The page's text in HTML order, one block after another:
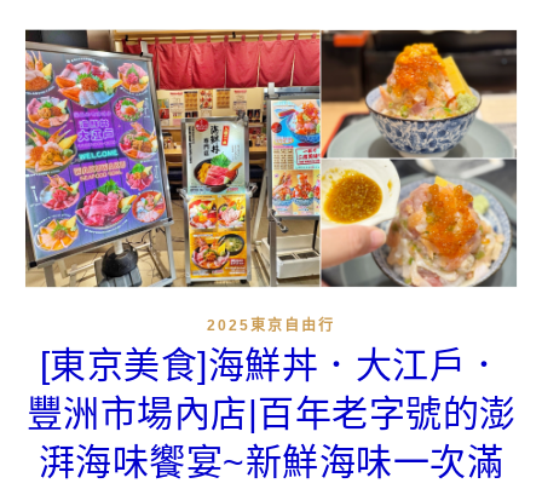
2025東京自由行
[東京美食]海鮮丼．大江戶．
豐洲市場內店|百年老字號的澎
湃海味饗宴~新鮮海味一次滿